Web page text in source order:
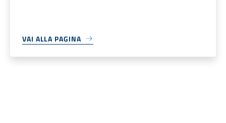
VAI ALLA PAGINA